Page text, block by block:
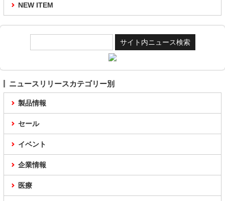
NEW ITEM
ニュースリリースカテゴリー別
製品情報
セール
イベント
企業情報
医療